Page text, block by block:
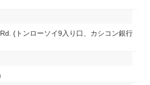
(トンローソイ9入り口、カシコン銀行